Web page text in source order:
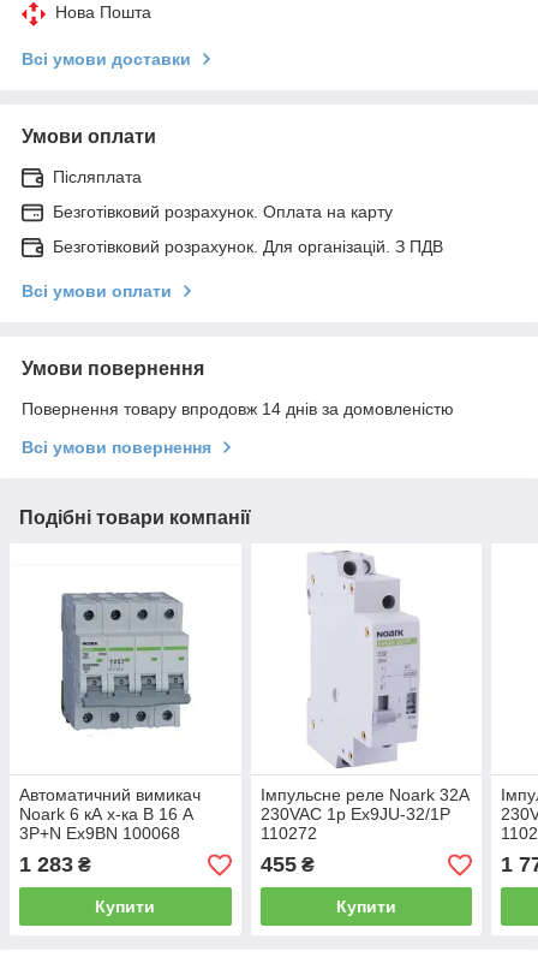
Нова Пошта
Всі умови доставки
Умови оплати
Післяплата
Безготівковий розрахунок. Оплата на карту
Безготівковий розрахунок. Для організацій. З ПДВ
Всі умови оплати
Умови повернення
Повернення товару впродовж 14 днів за домовленістю
Всі умови повернення
Подібні товари компанії
Автоматичний вимикач
Noark 6 кА х-ка B 16 А
3P+N Ex9BN 100068
1 283 ₴
Купити
Імпульсне реле Noark 32А
230VAC 1p Ex9JU-32/1P
110272
455₴
Купити
1